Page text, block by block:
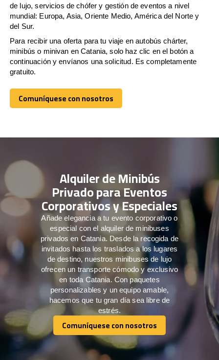
de lujo, servicios de chófer y gestión de eventos a nivel
mundial: Europa, Asia, Oriente Medio, América del Norte y
del Sur.
Para recibir una oferta para tu viaje en autobús chárter,
minibús o minivan en Catania, solo haz clic en el botón a
continuación y envíanos una solicitud. Es completamente
gratuito.
Comuníquese con nosotros
Comuníquese con nosotros
Alquiler de Minibús
Privado para Eventos
Corporativos y Especiales
Añade elegancia a tu evento corporativo o
especial con el alquiler de minibuses
privados en Catania. Desde la recogida de
invitados hasta los traslados a los lugares
de destino, nuestros minibuses de lujo
ofrecen un transporte cómodo y exclusivo
en toda Catania. Con paquetes
personalizables y un equipo amable,
hacemos que tu gran día sea libre de
estrés.
Comuníquese con nosotros
Comuníquese con nosotros